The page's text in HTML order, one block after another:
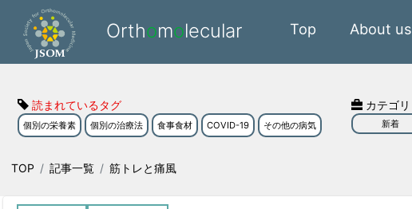
Orthomolecular Top About us
読まれているタグ
個別の栄養素 個別の治療法 食事食材 COVID-19 その他の病気
カテゴリ
新着
TOP 記事一覧 筋トレと痛風